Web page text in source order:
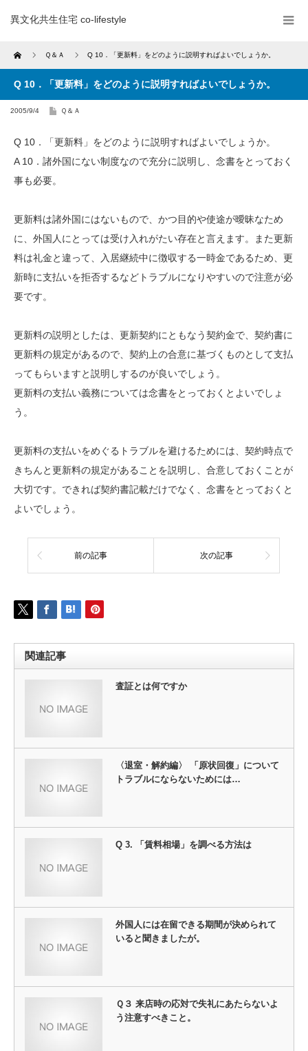
異文化共生住宅 co-lifestyle
Home Ｑ＆Ａ Q 10．「更新料」をどのように説明すればよいでしょうか。
Q 10．「更新料」をどのように説明すればよいでしょうか。
2005/9/4 Ｑ＆Ａ
Q 10．「更新料」をどのように説明すればよいでしょうか。
A 10．諸外国にない制度なので充分に説明し、念書をとっておく
事も必要。
更新料は諸外国にはないもので、かつ目的や使途が曖昧なため
に、外国人にとっては受け入れがたい存在と言えます。また更新
料は礼金と違って、入居継続中に徴収する一時金であるため、更
新時に支払いを拒否するなどトラブルになりやすいので注意が必
要です。
更新料の説明としたは、更新契約にともなう契約金で、契約書に
更新料の規定があるので、契約上の合意に基づくものとして支払
ってもらいますと説明しするのが良いでしょう。
更新料の支払い義務については念書をとっておくとよいでしょ
う。
更新料の支払いをめぐるトラブルを避けるためには、契約時点で
きちんと更新料の規定があることを説明し、合意しておくことが
大切です。できれば契約書記載だけでなく、念書をとっておくと
よいでしょう。
前の記事 次の記事
関連記事
査証とは何ですか
〈退室・解約編〉 「原状回復」について
トラブルにならないためには…
Q 3. 「賃料相場」を調べる方法は
外国人には在留できる期間が決められて
いると聞きましたが。
Ｑ３ 来店時の応対で失礼にあたらないよ
う注意すべきこと。